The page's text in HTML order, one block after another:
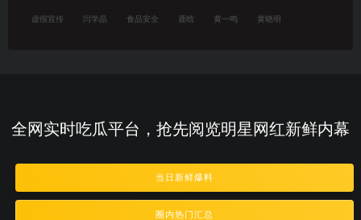
虚假宣传 闫学晶 食品安全 鹿晗 黄一鸣 黄晓明
全网实时吃瓜平台，抢先阅览明星网红新鲜内幕
当日新鲜爆料
圈内热门汇总